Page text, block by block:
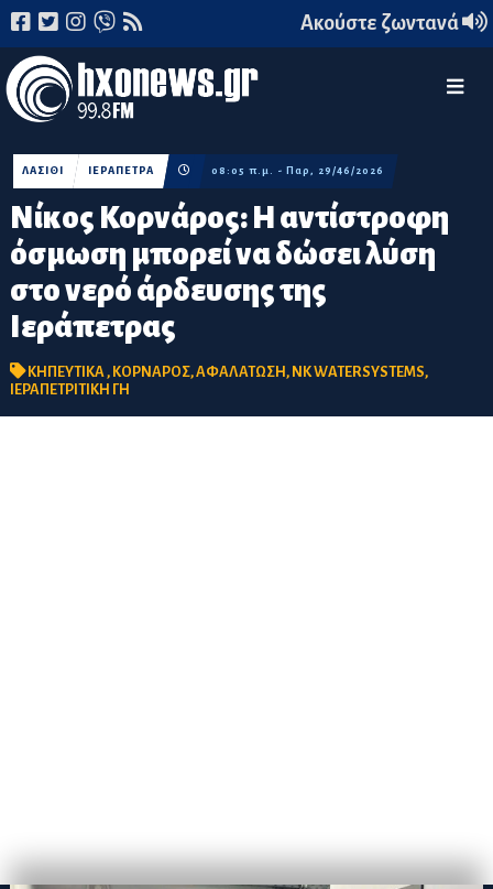
Ακούστε ζωντανά
Νίκος Κορνάρος: Η αντίστροφη
όσμωση μπορεί να δώσει λύση
στο νερό άρδευσης της
Ιεράπετρας
ΛΑΣΙΘΙ ΙΕΡΑΠΕΤΡΑ 08:05 π.μ. - Παρ, 29/46/2026
ΚΗΠΕΥΤΙΚΑ , ΚΟΡΝΑΡΟΣ,ΑΦΑΛΑΤΩΣΗ, NK WATERSYSTEMS,
ΙΕΡΑΠΕΤΡΙΤΙΚΗ ΓΗ